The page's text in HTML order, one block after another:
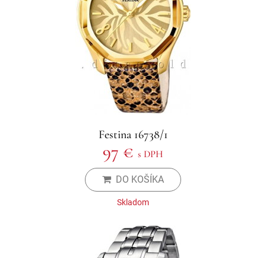
Festina 16738/1
97 € s DPH
DO KOŠÍKA
Skladom